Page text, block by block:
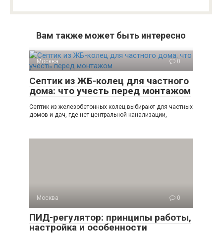
Вам также может быть интересно
Москва 0
Септик из ЖБ-колец для частного
дома: что учесть перед монтажом
Септик из железобетонных колец выбирают для частных
домов и дач, где нет центральной канализации,
Москва 0
ПИД-регулятор: принципы работы,
настройка и особенности